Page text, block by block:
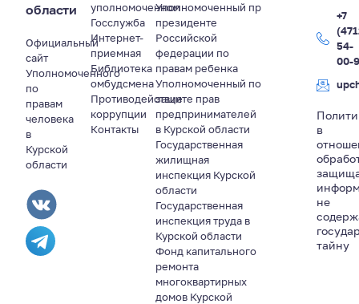
области
Официальный
сайт
Уполномоченного
по
правам
человека
в
Курской
области
уполномоченном
Госслужба
Интернет-
приемная
Библиотека
омбудсмена
Противодействие
коррупции
Контакты
Уполномоченный пр
президенте
Российской
федерации по
правам ребенка
Уполномоченный по
защите прав
предпринимателей
в Курской области
Государственная
жилищная
инспекция Курской
области
Государственная
инспекция труда в
Курской области
Фонд капитального
ремонта
многоквартирных
домов Курской
+7
54-
00-
в
не
тайну